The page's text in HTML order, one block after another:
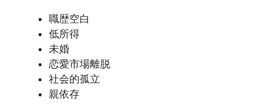
職歴空白
低所得
未婚
恋愛市場離脱
社会的孤立
親依存